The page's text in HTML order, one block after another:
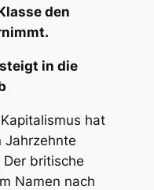
den
in die
hat
Jahrzehnte
britische
Namen nach